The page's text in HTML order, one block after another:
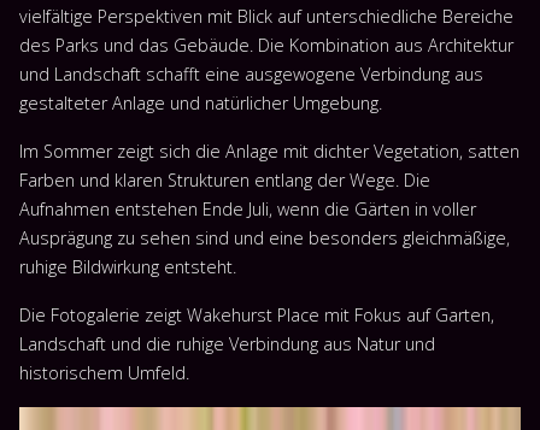
vielfältige Perspektiven mit Blick auf unterschiedliche Bereiche
des Parks und das Gebäude. Die Kombination aus Architektur
und Landschaft schafft eine ausgewogene Verbindung aus
gestalteter Anlage und natürlicher Umgebung.
Im Sommer zeigt sich die Anlage mit dichter Vegetation, satten
Farben und klaren Strukturen entlang der Wege. Die
Aufnahmen entstehen Ende Juli, wenn die Gärten in voller
Ausprägung zu sehen sind und eine besonders gleichmäßige,
ruhige Bildwirkung entsteht.
Die Fotogalerie zeigt Wakehurst Place mit Fokus auf Garten,
Landschaft und die ruhige Verbindung aus Natur und
historischem Umfeld.